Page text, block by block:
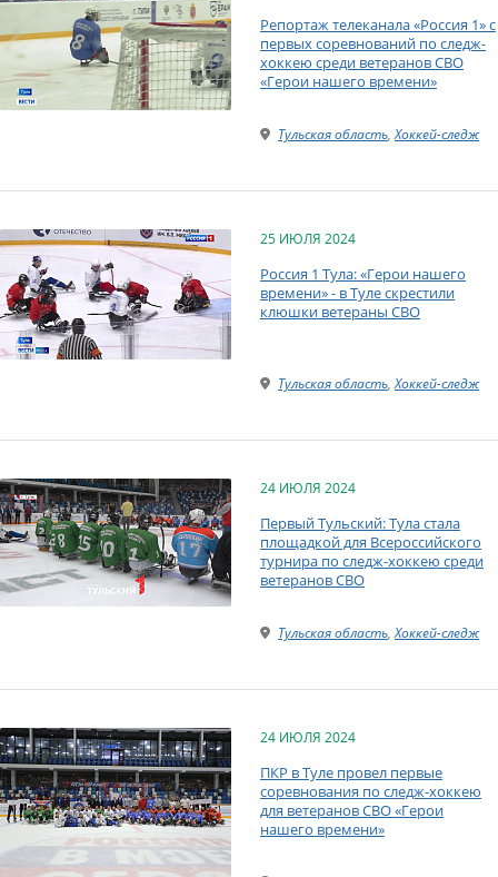
Репортаж телеканала «Россия 1» с
первых соревнований по следж-
хоккею среди ветеранов СВО
«Герои нашего времени»
Тульская область,Хоккей-следж
25 ИЮЛЯ 2024
Россия 1 Тула: «Герои нашего
времени» - в Туле скрестили
клюшки ветераны СВО
Тульская область,Хоккей-следж
24 ИЮЛЯ 2024
Первый Тульский: Тула стала
площадкой для Всероссийского
турнира по следж-хоккею среди
ветеранов СВО
Тульская область,Хоккей-следж
24 ИЮЛЯ 2024
ПКР в Туле провел первые
соревнования по следж-хоккею
для ветеранов СВО «Герои
нашего времени»